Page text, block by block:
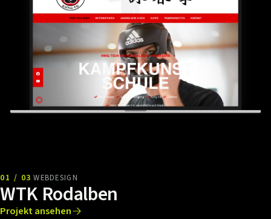
01 / 03 WEBDESIGN
WTK Rodalben
Projekt ansehen